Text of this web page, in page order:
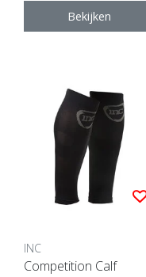
Bekijken
INC
Competition Calf